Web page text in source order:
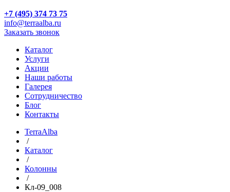
+7 (495) 374 73 75
info@terraalba.ru
Заказать звонок
Каталог
Услуги
Акции
Наши работы
Галерея
Сотрудничество
Блог
Контакты
TerraAlba
/
Каталог
/
Колонны
/
Кл-09_008